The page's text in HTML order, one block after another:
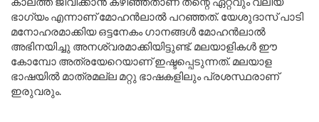
ഭാഗ്യം എന്നാണ് മോഹൻലാൽ പറഞ്ഞത്. യേശുദാസ് പാടി
മനോഹരമാക്കിയ ഒട്ടനേകം ഗാനങ്ങൾ മോഹൻലാൽ
അഭിനയിച്ചു അനശ്വരമാക്കിയിട്ടുണ്ട്. മലയാളികൾ ഈ
കോമ്പോ അത്രയേറെയാണ് ഇഷ്ടപ്പെടുന്നത്. മലയാള
ഭാഷയിൽ മാത്രമല്ല മറ്റു ഭാഷകളിലും പ്രശസ്ഥരാണ്
ഇരുവരും.